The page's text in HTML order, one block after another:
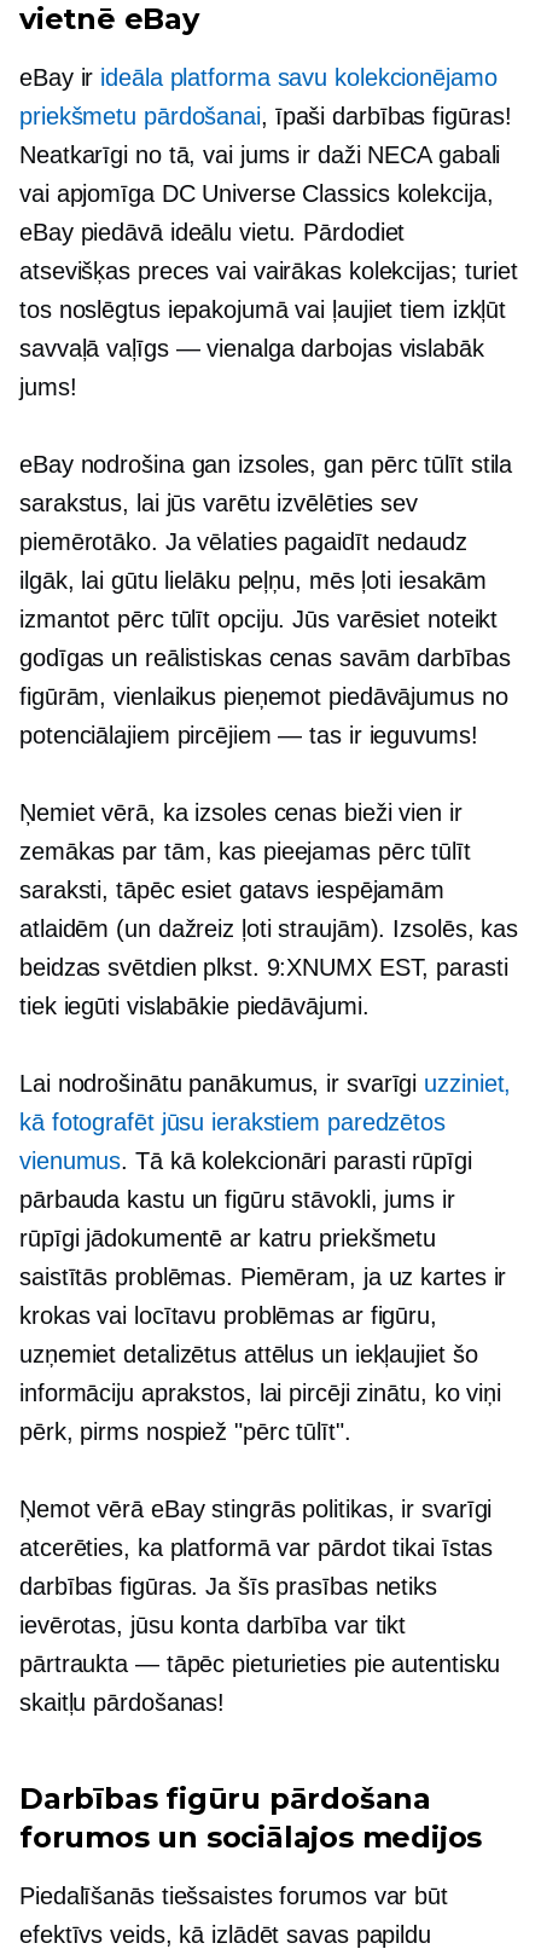
vietnē eBay
eBay ir ideāla platforma savu kolekcionējamo
priekšmetu pārdošanai, īpaši darbības figūras!
Neatkarīgi no tā, vai jums ir daži NECA gabali
vai apjomīga DC Universe Classics kolekcija,
eBay piedāvā ideālu vietu. Pārdodiet
atsevišķas preces vai vairākas kolekcijas; turiet
tos noslēgtus iepakojumā vai ļaujiet tiem izkļūt
savvaļāvaļīgs — vienalgadarbojas vislabāk
jums!
eBay nodrošina gan izsoles, gan pērc tūlītstila
sarakstus, lai jūs varētu izvēlēties sev
piemērotāko. Ja vēlaties pagaidīt nedaudz
ilgāk, lai gūtu lielāku peļņu, mēs ļoti iesakām
izmantot pērc tūlīt opciju. Jūs varēsiet noteikt
godīgas un reālistiskas cenas savām darbības
figūrām, vienlaikus pieņemot piedāvājumus no
potenciālajiem pircējiem — tas ir ieguvums!
Ņemiet vērā, ka izsoles cenas bieži vien ir
zemākas par tām, kas pieejamas pērc tūlīt
saraksti, tāpēc esiet gatavs iespējamām
atlaidēm (un dažreiz ļoti straujām). Izsolēs, kas
beidzas svētdien plkst. 9:XNUMX EST, parasti
tiek iegūti vislabākie piedāvājumi.
Lai nodrošinātu panākumus, ir svarīgi uzziniet,
kā fotografēt jūsu ierakstiem paredzētos
vienumus. Tā kā kolekcionāri parasti rūpīgi
pārbauda kastu un figūru stāvokli, jums ir
rūpīgi jādokumentē ar katru priekšmetu
saistītās problēmas. Piemēram, ja uz kartes ir
krokas vai locītavu problēmas ar figūru,
uzņemiet detalizētus attēlus un iekļaujiet šo
informāciju aprakstos, lai pircēji zinātu, ko viņi
pērk, pirms nospiež "pērc tūlīt".
Ņemot vērā eBay stingrās politikas, ir svarīgi
atcerēties, ka platformā var pārdot tikai īstas
darbības figūras. Ja šīs prasības netiks
ievērotas, jūsu konta darbība var tikt
pārtraukta — tāpēc pieturieties pie autentisku
skaitļu pārdošanas!
Darbības figūru pārdošana
forumos un sociālajos medijos
Piedalīšanās tiešsaistes forumos var būt
efektīvs veids, kā izlādēt savas papildu